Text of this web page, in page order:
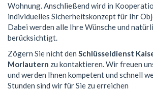
Wohnung. Anschließend wird in
individuelles Sicherheitskonzept für Ihr
Dabei werden alle Ihre Wünsche und
berücksichtigt.
Zögern Sie nicht den Schlüsseldienst
Morlautern zu kontaktieren. Wir freuen
und werden Ihnen kompetent und schnell
Stunden sind wir für Sie zu erreichen